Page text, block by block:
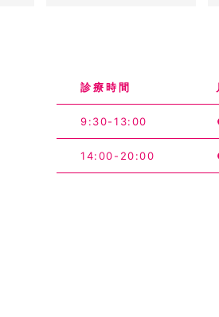
診療時間
9:30-13:00
14:00-20:00